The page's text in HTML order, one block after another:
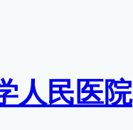
人民医院